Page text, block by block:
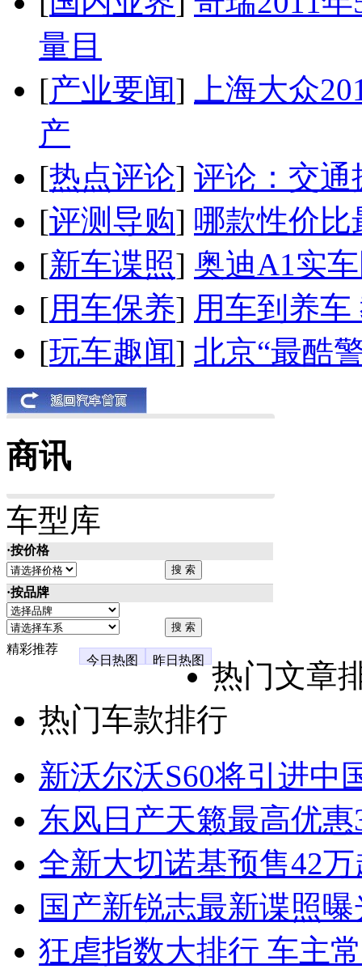
量目
[产业要闻]
上海大众
产
[热点评论] 评论：交通
[评测导购] 哪款性价比
[新车谍照] 奥迪A1实
[用车保养] 用车到养
[玩车趣闻] 北京“最酷
商讯
车型库
·按价格
·按品牌
精彩推荐
今日热图
昨日热图
热门文章
热门车款排行
新沃尔沃S60将引进中
东风日产天籁最高优
全新大切诺基预售42
国产新锐志最新谍照
狂虐指数大排行 车主